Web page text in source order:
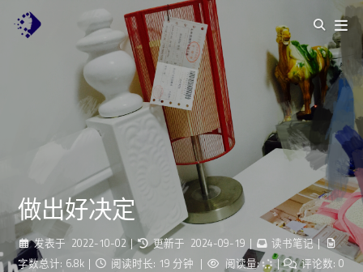
做出好决定
发表于 2022-10-02 | 更新于 2024-09-19 | 读书笔记 |
字数总计: 6.8k | 阅读时长: 19 分钟 | 阅读量: | 评论数: 0